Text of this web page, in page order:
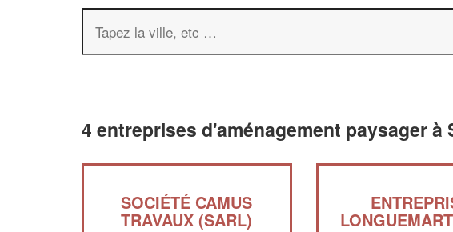
4 entreprises d'aménagement paysager à
SOCIÉTÉ CAMUS
TRAVAUX (SARL)